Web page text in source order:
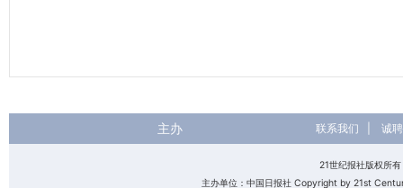
主办 联系我们 诚
21世纪报社版权所
主办单位：中国日报社 Copyright by 21st